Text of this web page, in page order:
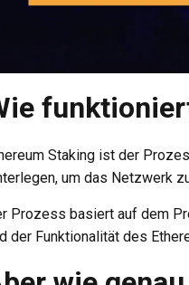
Staking ist der
um das Netzwerk
Prozess basiert auf dem
der Funktionalität des